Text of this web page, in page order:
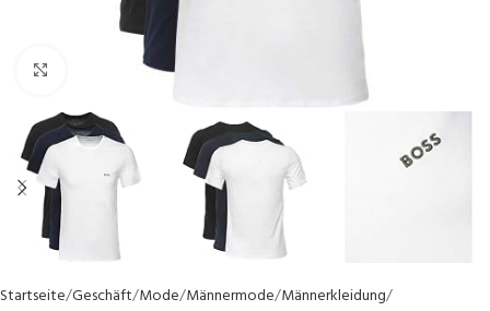
Click to enlarge
Startseite Geschäft Mode Männermode Männerkleidung